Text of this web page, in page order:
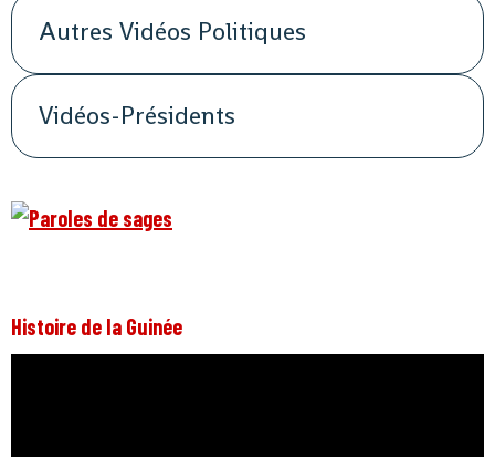
Autres Vidéos Politiques
Vidéos-Présidents
Histoire de la Guinée